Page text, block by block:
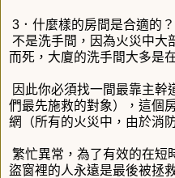
3．什麼樣的房間是合適的？
不是洗手間，因為火災中大
而死，大廈的洗手間大多是
因此你必須找一間最靠主幹
們最先施救的對象），這個
網（所有的火災中，由於消
繁忙異常，為了有效的在短
盜窗裡的人永遠是最後被拯